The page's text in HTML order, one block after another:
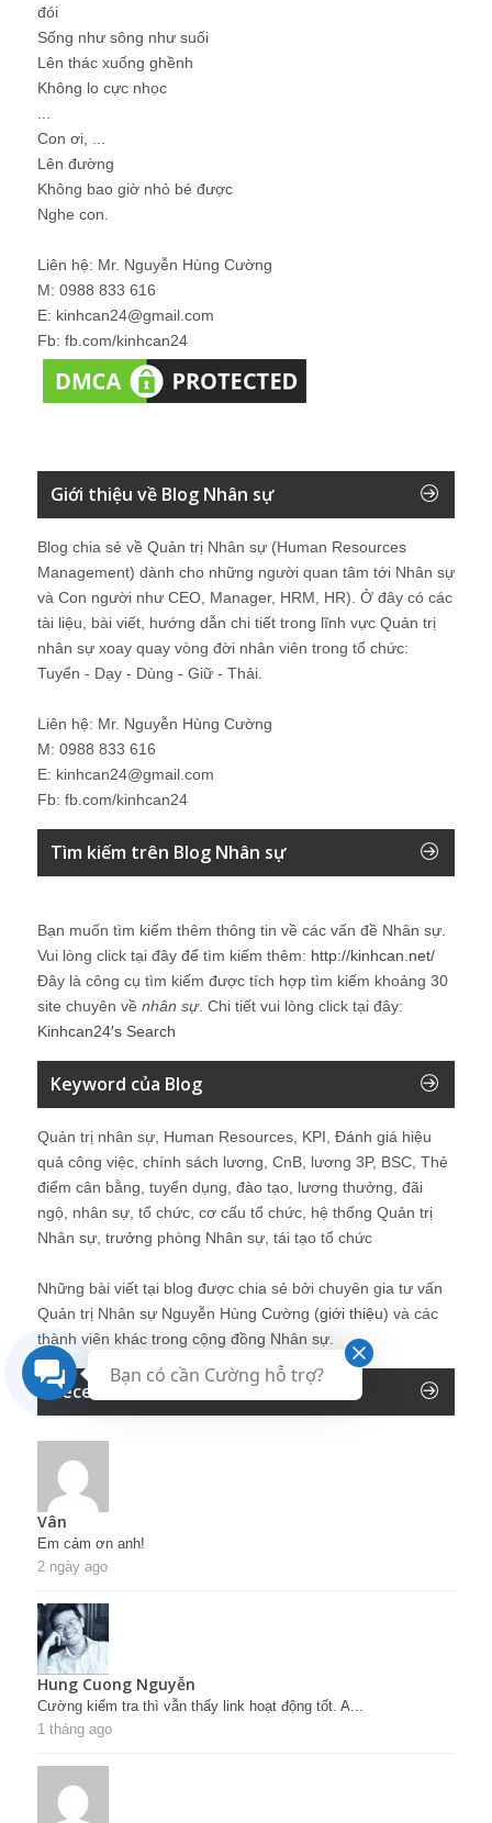
đói
Sống như sông như suối
Lên thác xuống ghềnh
Không lo cực nhọc
Con ơi, ...
Lên đường
Không bao giờ nhỏ bé được
Nghe con.
Liên hệ: Mr. Nguyễn Hùng Cường
M: 0988 833 616
E: kinhcan24@gmail.com
Fb: fb.com/kinhcan24
Giới thiệu về Blog Nhân sự
Blog chia sẻ về Quản trị Nhân sự (Human Resources
Management) dành cho những người quan tâm tới Nhân sự
và Con người như CEO, Manager, HRM, HR). Ở đây có các
tài liệu, bài viết, hướng dẫn chi tiết trong lĩnh vực Quản trị
nhân sự xoay quay vòng đời nhân viên trong tổ chức:
Tuyển - Dạy - Dùng - Giữ - Thải.
Liên hệ: Mr. Nguyễn Hùng Cường
M: 0988 833 616
E: kinhcan24@gmail.com
Fb: fb.com/kinhcan24
Tìm kiếm trên Blog Nhân sự
Bạn muốn tìm kiếm thêm thông tin về các vấn đề Nhân sự
Vui lòng click tại đây để tìm kiếm thêm: http://kinhcan.net/
Đây là công cụ tìm kiếm được tích hợp tìm kiếm khoảng 30
site chuyên về nhân sự. Chi tiết vui lòng click tại đây:
Kinhcan24′s Search
Keyword của Blog
Quản trị nhân sự, Human Resources, KPI, Đánh giá hiệu
quả công việc, chính sách lương, CnB, lương 3P, BSC, Thẻ
điểm cân bằng, tuyển dụng, đào tạo, lương thưởng, đãi
ngộ, nhân sự, tổ chức, cơ cấu tổ chức, hệ thống Quản trị
Nhân sự, trưởng phòng Nhân sự, tái tạo tổ chức
Những bài viết tại blog được chia sẻ bởi chuyên gia tư vấn
Quản trị Nhân sự Nguyễn Hùng Cường (giới thiệu) và các
thành viên khác trong cộng đồng Nhân sự.
Recent Comments
Vân
Em cảm ơn anh!
2 ngày ago
Hung Cuong Nguyễn
Cường kiểm tra thì vẫn thấy link hoạt động tốt. A...
1 tháng ago
Bạn có cần Cường hỗ trợ?